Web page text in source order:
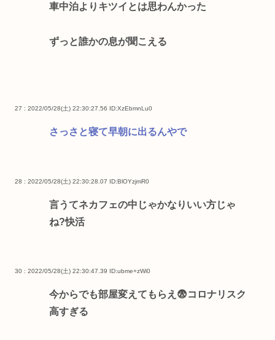
車中泊よりキツイとは思わんかった
ずっと誰かの息が聞こえる
27 : 2022/05/28(土) 22:30:27.56 ID:XzEbmnLu0
さっさと寝て早朝に出るんやで
28 : 2022/05/28(土) 22:30:28.07 ID:BlOYzjmR0
言うてネカフェの中じゃかなりいい方じゃ
ね?快活
30 : 2022/05/28(土) 22:30:47.39 ID:ubme+zWi0
今からでも部屋変えてもらえ😨コロナリスク
高すぎる